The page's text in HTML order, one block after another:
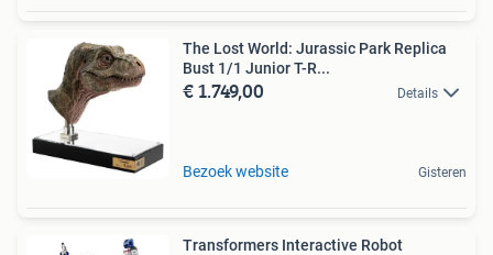
The Lost World: Jurassic Park Replica
Bust 1/1 Junior T-R...
€ 1.749,00 Details
Bezoek website Gisteren
Transformers Interactive Robot